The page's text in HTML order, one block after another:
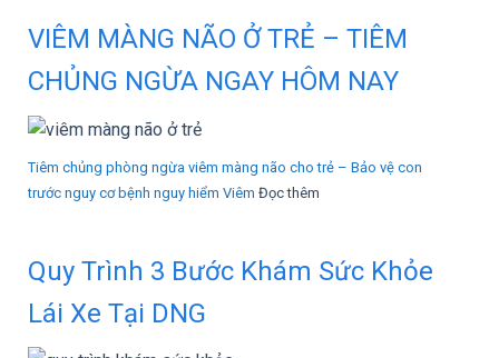
VIÊM MÀNG NÃO Ở TRẺ – TIÊM
CHỦNG NGỪA NGAY HÔM NAY
Tiêm chủng phòng ngừa viêm màng não cho trẻ – Bảo vệ con
trước nguy cơ bệnh nguy hiểm Viêm Đọc thêm
Quy Trình 3 Bước Khám Sức Khỏe
Lái Xe Tại DNG